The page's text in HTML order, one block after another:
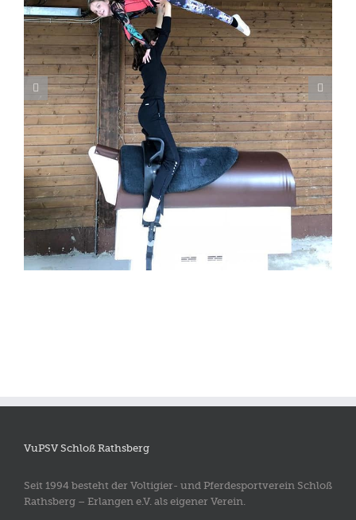
⭐️ Wir verabschieden unseren Aragon ⭐️
VuPSV Schloß Rathsberg
Seit 1994 besteht der Voltigier- und Pferdesportverein Schloß
Rathsberg – Erlangen e.V. als eigener Verein.